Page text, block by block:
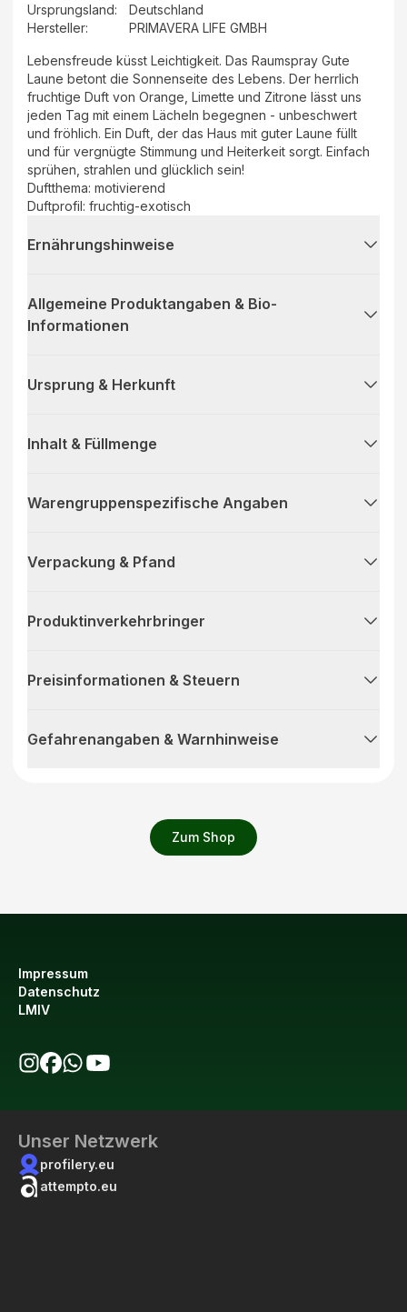
Zum Shop
Ursprungsland:
Deutschland
Hersteller: PRIMAVERA LIFE GMBH
Lebensfreude küsst Leichtigkeit. Das Raumspray Gute
Laune betont die Sonnenseite des Lebens. Der herrlich
fruchtige Duft von Orange, Limette und Zitrone lässt uns
jeden Tag mit einem Lächeln begegnen - unbeschwert
und fröhlich. Ein Duft, der das Haus mit guter Laune füllt
und für vergnügte Stimmung und Heiterkeit sorgt. Einfach
sprühen, strahlen und glücklich sein!
Duftthema: motivierend
Duftprofil: fruchtig-exotisch
Ernährungshinweise
Allgemeine Produktangaben & Bio-
Informationen
Ursprung & Herkunft
Inhalt & Füllmenge
Warengruppenspezifische Angaben
Verpackung & Pfand
Produktinverkehrbringer
Preisinformationen & Steuern
Gefahrenangaben & Warnhinweise
Impressum
Datenschutz
LMIV
Unser Netzwerk
profilery.eu
attempto.eu